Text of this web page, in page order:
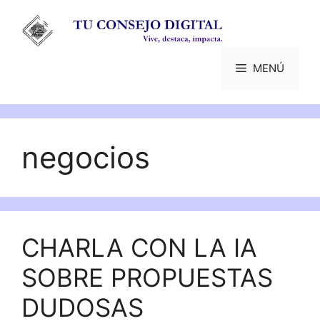
contenido
MENÚ
negocios
CHARLA CON LA IA
SOBRE PROPUESTAS
DUDOSAS